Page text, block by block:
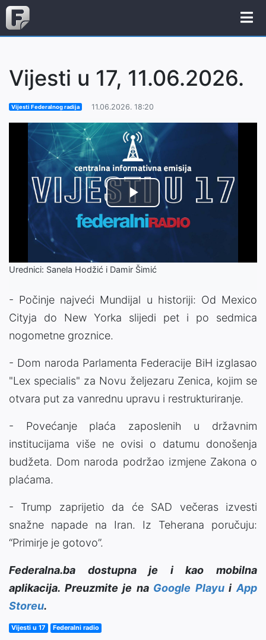
Vijesti u 17, 11.06.2026.
Vijesti Federalnog radija 11.06.2026. 18:20
Play
Video
Urednici: Sanela Hodžić i Damir Šimić
- Počinje najveći Mundijal u historiji: Od Mexico
Cityja do New Yorka slijedi pet i po sedmica
nogometne groznice.
- Dom naroda Parlamenta Federacije BiH izglasao
"Lex specialis" za Novu željezaru Zenica, kojim se
otvara put za vanrednu upravu i restrukturiranje.
- Povećanje plaća zaposlenih u državnim
institucijama više ne ovisi o datumu donošenja
budžeta. Dom naroda podržao izmjene Zakona o
plaćama.
- Trump zaprijetio da će SAD večeras izvesti
snažne napade na Iran. Iz Teherana poručuju:
“Primirje je gotovo”.
Federalna.ba dostupna je i kao mobilna
aplikacija. Preuzmite je na Google PlayuiApp
Storeu.
Vijesti u 17 Federalni radio